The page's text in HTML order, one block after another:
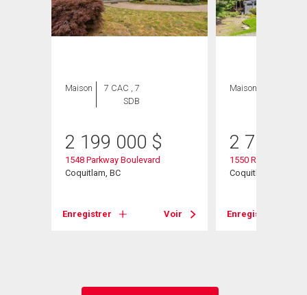
Maison
7 CAC , 7
SDB
2 199 000 $
1548 Parkway Boulevard
Coquitlam, BC
Enregistrer Voir
Maison
2 760
1550 Rockcress
Coquitlam, BC
Enregistrer